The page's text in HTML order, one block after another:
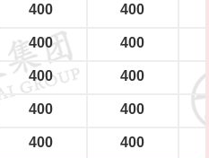
400 400
400 400
400 400
400 400
400 400